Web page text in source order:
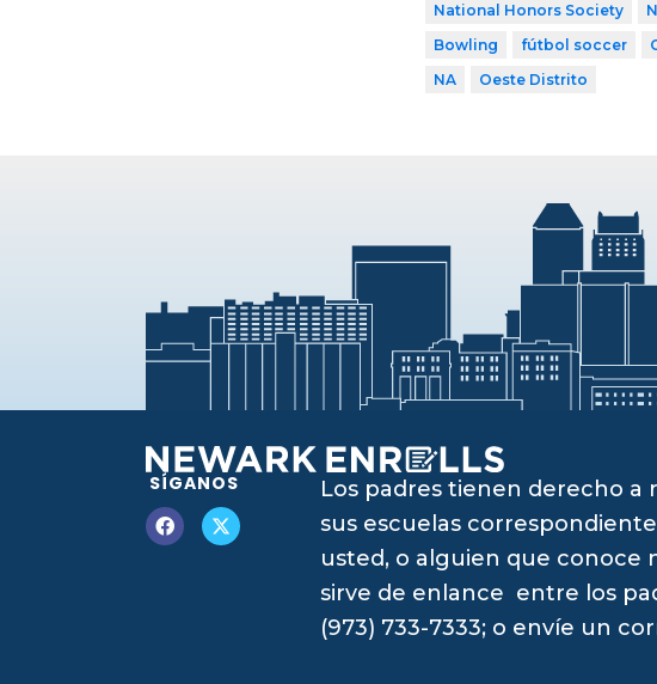
National Honors Society
Bowling
fútbol soccer
NA
Oeste Distrito
SÍGANOS
Los padres tienen derecho
sus escuelas
usted, o alguien que conoce
sirve de enlance entre los
(973) 733-7333; o envíe un